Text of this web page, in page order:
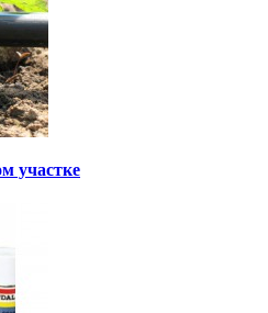
участке